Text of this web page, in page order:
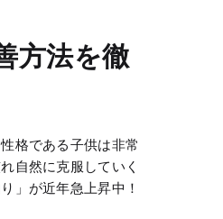
方法を徹
格である子供は非常
自然に克服していく
」が近年急上昇中！